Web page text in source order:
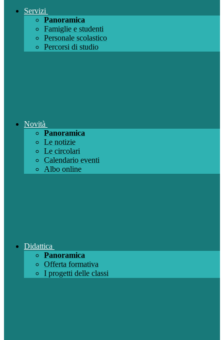
Servizi
Panoramica
Famiglie e studenti
Personale scolastico
Percorsi di studio
Novità
Panoramica
Le notizie
Le circolari
Calendario eventi
Albo online
Didattica
Panoramica
Offerta formativa
I progetti delle classi